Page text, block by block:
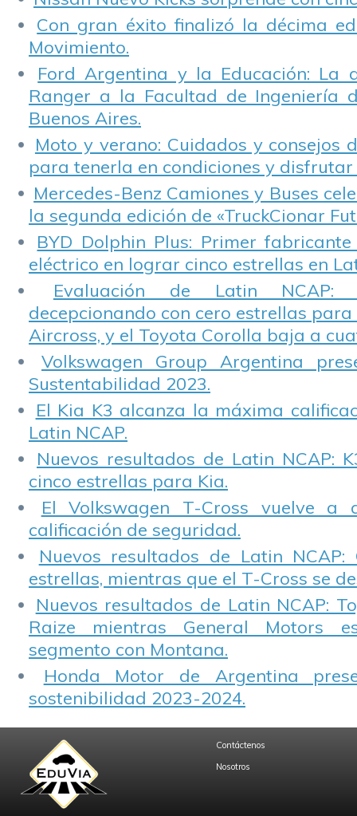
Con gran éxito finalizó la décima
Movimiento.
Ford Argentina y la Educación: La
Ranger a la Facultad de Ingeniería
Buenos Aires.
Moto y verano: Cuidados y consejos
para tenerla en condiciones y disfrutar
Mercedes-Benz Camiones y Buses
la segunda edición de «TruckCionar
BYD Dolphin Plus: Primer
eléctrico en lograr cinco estrellas en
Evaluación de Latin NCAP:
decepcionando con cero estrellas para
Aircross, y el Toyota Corolla baja a
Volkswagen Group Argentina
Sustentabilidad 2023.
El Kia K3 alcanza la máxima
Latin NCAP.
Nuevos resultados de Latin NCAP:
cinco estrellas para Kia.
El Volkswagen T-Cross vuelve a
calificación de seguridad.
Nuevos resultados de Latin NCAP:
estrellas, mientras que el T-Cross se
Nuevos resultados de Latin NCAP:
Raize mientras General Motors
segmento con Montana.
Honda Motor de Argentina
sostenibilidad 2023-2024.
Contáctenos
Nosotros